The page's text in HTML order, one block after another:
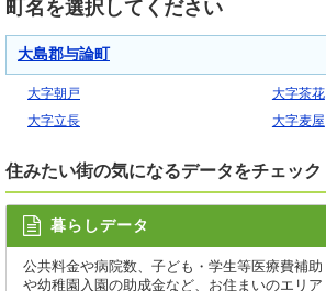
町名を選択してください
大島郡与論町
大字朝戸
大字茶花
大字立長
大字麦屋
住みたい街の気になるデータをチェック
暮らしデータ
公共料金や病院数、子ども・学生等医療費補助
や幼稚園入園の助成金など、お住まいのエリア